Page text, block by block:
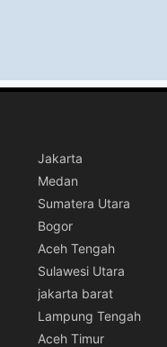
Jakarta
Medan
Sumatera Utara
Bogor
Aceh Tengah
Sulawesi Utara
jakarta barat
Lampung Tengah
Aceh Timur